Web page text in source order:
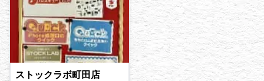
ストックラボ町田店